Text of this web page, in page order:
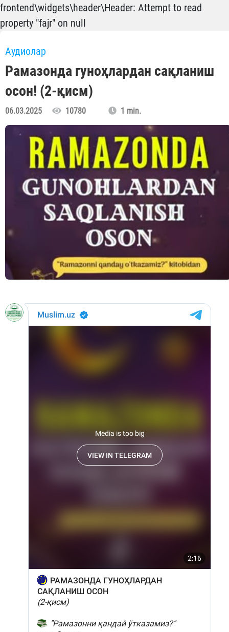
frontend\widgets\header\Header: Attempt to read
property "fajr" on null
Aудиолар
Рамазонда гуноҳлардан сақланиш
осон! (2-қисм)
06.03.2025 10780 1 min.